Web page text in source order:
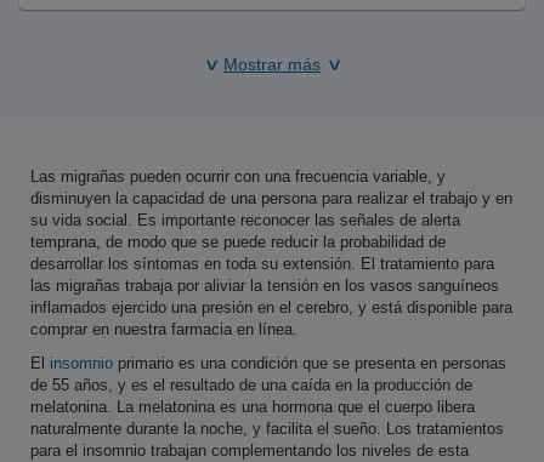
Mostrar más
Las migrañas pueden ocurrir con una frecuencia variable, y
disminuyen la capacidad de una persona para realizar el trabajo y en
su vida social. Es importante reconocer las señales de alerta
temprana, de modo que se puede reducir la probabilidad de
desarrollar los síntomas en toda su extensión. El tratamiento para
las migrañas trabaja por aliviar la tensión en los vasos sanguíneos
inflamados ejercido una presión en el cerebro, y está disponible para
comprar en nuestra farmacia en línea.
El insomnio primario es una condición que se presenta en personas
de 55 años, y es el resultado de una caída en la producción de
melatonina. La melatonina es una hormona que el cuerpo libera
naturalmente durante la noche, y facilita el sueño. Los tratamientos
para el insomnio trabajan complementando los niveles de esta